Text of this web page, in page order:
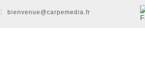
bienvenue@carpemedia.fr